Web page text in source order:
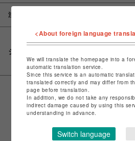
注意事項
シェアする
<About foreign language
We will translate the homepage into a
automatic translation service.
Since this service is an automatic
translated correctly and may differ from
page before translation.
In addition, we do not take any
indirect damage caused by using this
understanding in advance.
Switch language